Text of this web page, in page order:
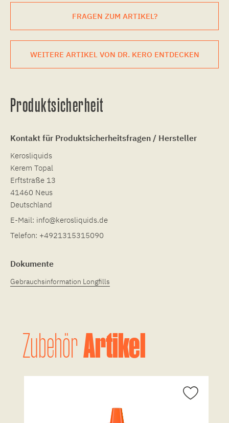
FRAGEN ZUM ARTIKEL?
WEITERE ARTIKEL VON DR. KERO ENTDECKEN
Produktsicherheit
Kontakt für Produktsicherheitsfragen / Hersteller
Kerosliquids
Kerem Topal
Erftstraße 13
41460 Neus
Deutschland
E-Mail: info@kerosliquids.de
Telefon: +4921315315090
Dokumente
Gebrauchsinformation Longfills
ZubehörArtikel